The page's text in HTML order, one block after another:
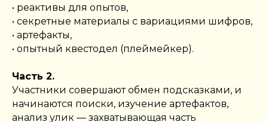
• реактивы для опытов,
• секретные материалы с вариациями шифров,
• артефакты,
• опытный квестодел (плеймейкер).
Часть 2.
Участники совершают обмен подсказками, и
начинаются поиски, изучение артефактов,
анализ улик — захватывающая часть